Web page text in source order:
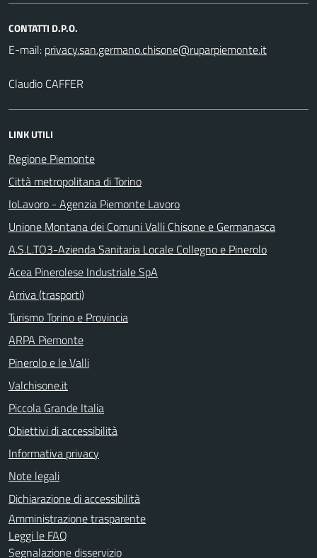
CONTATTI D.P.O.
E-mail:
Claudio CAFFER
LINK UTILI
Regione Piemonte
Città metropolitana di Torino
IoLavoro - Agenzia Piemonte Lavoro
Unione Montana dei Comuni Valli Chisone e Germanasca
A.S.L.TO3-Azienda Sanitaria Locale Collegno e Pinerolo
Acea Pinerolese Industriale SpA
Arriva (trasporti)
Turismo Torino e Provincia
ARPA Piemonte
Pinerolo e le Valli
Valchisone.it
Piccola Grande Italia
Obiettivi di accessibilità
Informativa privacy
Note legali
Dichiarazione di accessibilità
Amministrazione trasparente
Leggi le FAQ
Segnalazione disservizio